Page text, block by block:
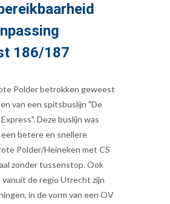
186/187
Polder betrokken geweest
van een spitsbuslijn "De
Deze buslijn was
betere en snellere
Polder/Heineken met CS
zonder tussenstop. Ook
vanuit de regio Utrecht zijn
in de vorm van een OV